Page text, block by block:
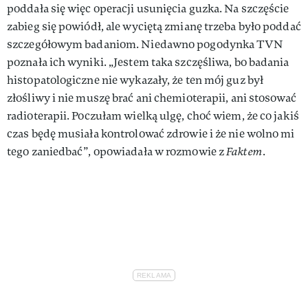
poddała się więc operacji usunięcia guzka. Na szczęście
zabieg się powiódł, ale wyciętą zmianę trzeba było poddać
szczegółowym badaniom. Niedawno pogodynka TVN
poznała ich wyniki. „Jestem taka szczęśliwa, bo badania
histopatologiczne nie wykazały, że ten mój guz był
złośliwy i nie muszę brać ani chemioterapii, ani stosować
radioterapii. Poczułam wielką ulgę, choć wiem, że co jakiś
czas będę musiała kontrolować zdrowie i że nie wolno mi
tego zaniedbać”, opowiadała w rozmowie zFaktem.